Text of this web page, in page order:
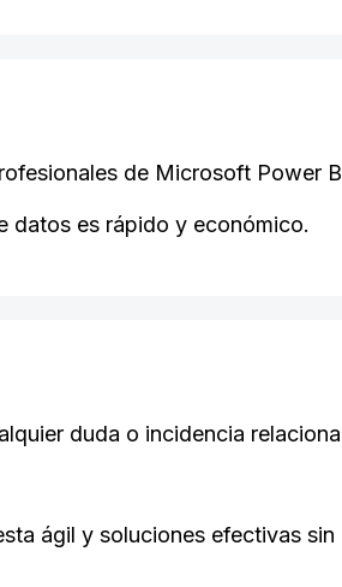
de Microsoft Power
datos es rápido y económico.
duda o incidencia
ágil y soluciones efectivas sin